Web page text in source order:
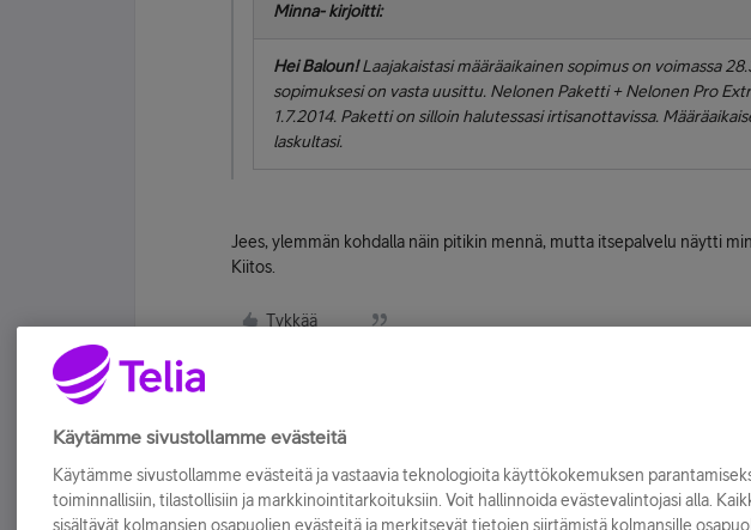
Minna- kirjoitti:
Hei Baloun!Laajakaistasi määräaikainen sopimus on voimassa
sopimuksesi on vasta uusittu. Nelonen Paketti + Nelonen Pro
1.7.2014. Paketti on silloin halutessasi irtisanottavissa.
laskultasi.
Jees, ylemmän kohdalla näin pitikin mennä, mutta itsepalvelu näytti
Kiitos.
Tykkää
Käytämme sivustollamme evästeitä
Käytämme sivustollamme evästeitä ja vastaavia teknologioita käyttökokemuksen
toiminnallisiin, tilastollisiin ja markkinointitarkoituksiin. Voit hallinnoida evästevalintojasi alla.
sisältävät kolmansien osapuolien evästeitä ja merkitsevät tietojen siirtämistä kolmansille